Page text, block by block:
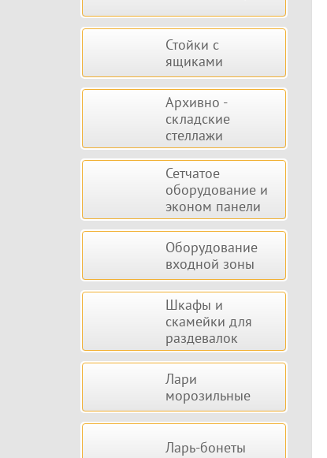
Стойки с
ящиками
Архивно -
складские
стеллажи
Сетчатое
оборудование и
эконом панели
Оборудование
входной зоны
Шкафы и
скамейки для
раздевалок
Лари
морозильные
Ларь-бонеты